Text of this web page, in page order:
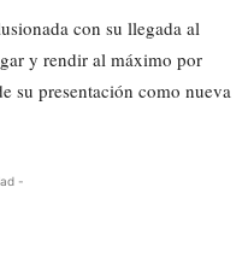
con su llegada al
y rendir al máximo por
su presentación como nueva
-